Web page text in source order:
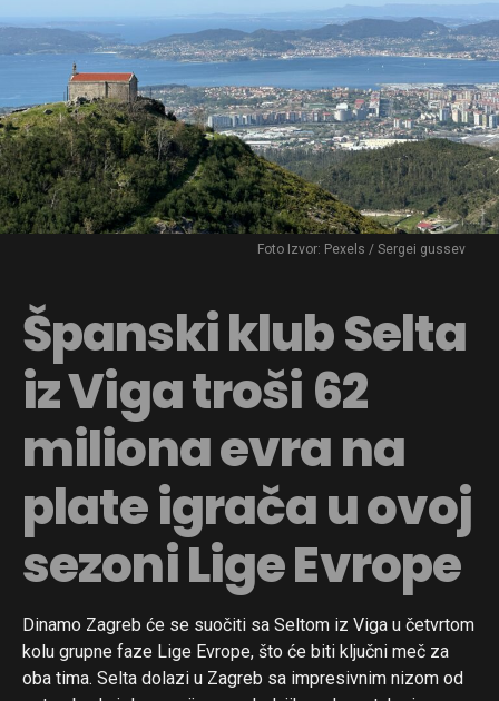
Foto Izvor: Pexels / Sergei gussev
Španski klub Selta
iz Viga troši 62
miliona evra na
plate igrača u ovoj
sezoni Lige Evrope
Dinamo Zagreb će se suočiti sa Seltom iz Viga u četvrtom
kolu grupne faze Lige Evrope, što će biti ključni meč za
oba tima. Selta dolazi u Zagreb sa impresivnim nizom od